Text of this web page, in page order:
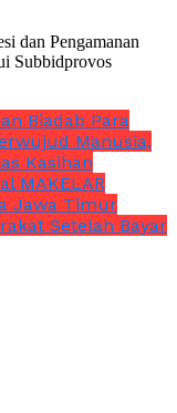
dan Pengamanan
Subbidprovos
Biadab Para
Manusia,
Kasihan
MAKELAR
Jawa Timur
Setelah Bayar